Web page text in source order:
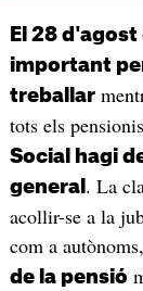
El 28
important
treballar
tots els
Social hagi
general . La
acollir-se a la
com a
de la pensió